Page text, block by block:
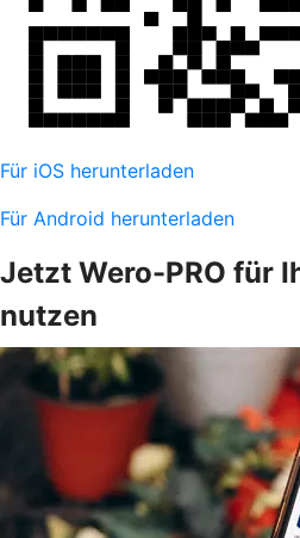
Für iOS herunterladen
Für Android herunterladen
Jetzt Wero-PRO für
nutzen